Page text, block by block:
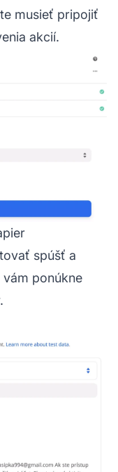
musieť pripojiť
akcií.
spúšť a
vám ponúkne